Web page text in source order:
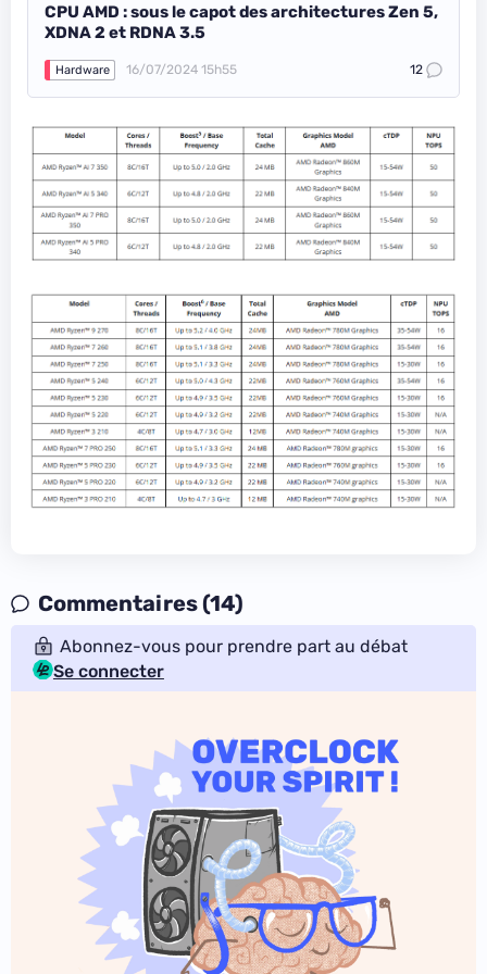
CPU AMD : sous le capot des architectures Zen 5,
XDNA 2 et RDNA 3.5
Hardware 16/07/2024 15h55 12
Commentaires (14)
Abonnez-vous pour prendre part au débat
Se connecter